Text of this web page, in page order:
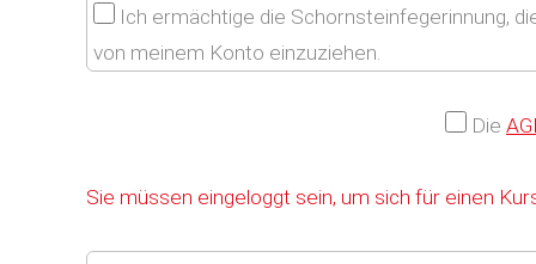
Ich ermächtige die Schornsteinfegerinnung,
von meinem Konto einzuziehen.
Die
Sie müssen eingeloggt sein, um sich für einen